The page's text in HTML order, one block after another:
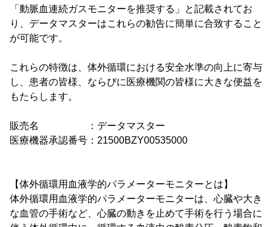
「動脈血連続ガスモニターを推奨する」と記載されてお
り、データマスターはこれらの勧告に簡単に合致すること
が可能です。
これらの特徴は、体外循環における安全水準の向上に寄与
し、患者の皆様、ならびに医療機関の皆様に大きな便益を
もたらします。
販売名 ：データマスター
医療機器承認番号：21500BZY00535000
【体外循環用血液学的パラメーターモニターとは】
体外循環用血液学的パラメーターモニターは、心臓や大き
な血管の手術など、心臓の動きを止めて手術を行う場合に